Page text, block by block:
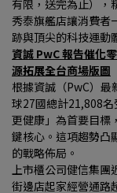
有限，送完為止），
秀泰旗艦店讓消費者
跡與頂尖的科技運動
資誠 PwC 報告催化
源拓展全台商場版圖
根據資誠（PwC）
球27國總計21,808
更健康」為首要目標
鍵核心。這項趨勢凸
的戰略佈局。
上市櫃公司健信集團
街邊店起家經營通路